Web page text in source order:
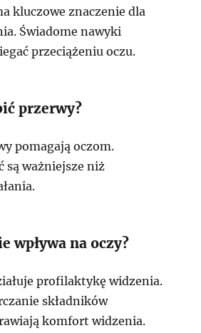
kluczowe znaczenie dla
Świadome nawyki
przeciążeniu oczu.
przerwy?
pomagają oczom.
są ważniejsze niż
wpływa na oczy?
profilaktykę widzenia.
składników
komfort widzenia.